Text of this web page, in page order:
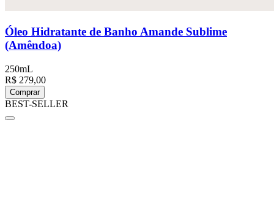
Óleo Hidratante de Banho Amande Sublime
(Amêndoa)
250mL
R$ 279,00
Comprar
BEST-SELLER